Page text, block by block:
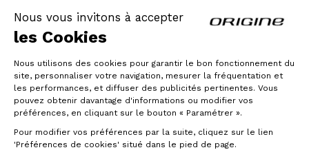
Nous vous invitons à accepter
les Cookies
Nous utilisons des cookies pour garantir le bon fonctionnement du
site, personnaliser votre navigation, mesurer la fréquentation et
les performances, et diffuser des publicités pertinentes. Vous
pouvez obtenir davantage d'informations ou modifier vos
préférences, en cliquant sur le bouton « Paramétrer ».
Pour modifier vos préférences par la suite, cliquez sur le lien
'Préférences de cookies' situé dans le pied de page.
01/02/2021